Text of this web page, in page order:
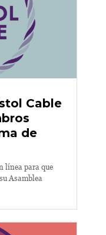
Cable
de
línea para que
Asamblea